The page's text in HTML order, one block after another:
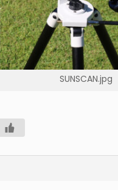
SUNSCAN.jpg